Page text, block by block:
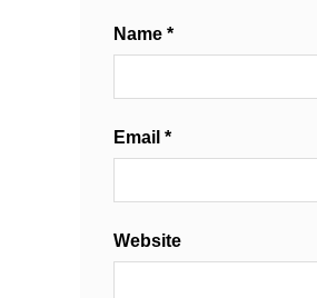
Name *
Email *
Website